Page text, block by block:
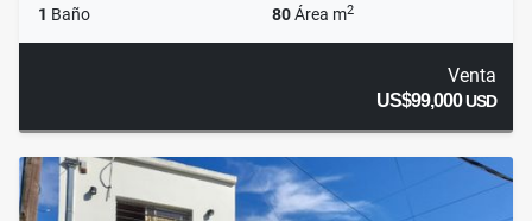
1 Baño 80Área m2
Venta
US$99,000USD